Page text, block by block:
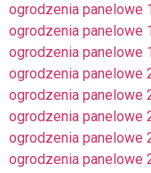
ogrodzenia panelowe
ogrodzenia panelowe
ogrodzenia panelowe
ogrodzenia panelowe
ogrodzenia panelowe
ogrodzenia panelowe
ogrodzenia panelowe
ogrodzenia panelowe